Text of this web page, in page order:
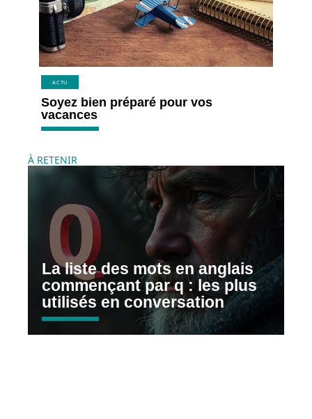
ACTU
Soyez bien préparé pour vos
vacances
À RETENIR
La liste des mots en anglais
commençant par q : les plus
utilisés en conversation